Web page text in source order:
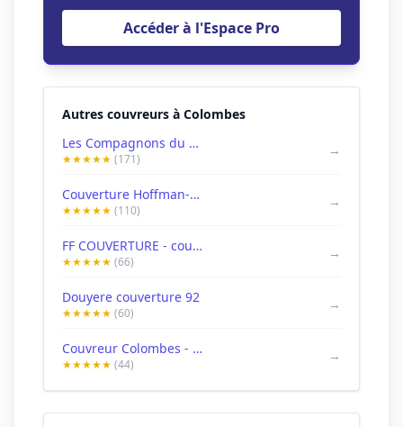
Accéder à l'Espace Pro
Autres couvreurs à Colombes
Les Compagnons du Bâtiment - Colombes
★★★★★ (171)
→
Couverture Hoffman-Coucardon, Couvreur Zingueur Colombes 92
★★★★★ (110)
→
FF COUVERTURE - couvreur - colombes
★★★★★ (66)
→
Douyere couverture 92
★★★★★ (60)
→
Couvreur Colombes - Benicourt Couverture
★★★★★ (44)
→